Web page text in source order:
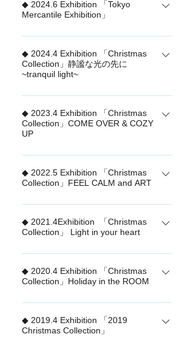
Affect / 感動 Surprise / 驚き Idea / 発想
感動、驚き、アイデアを発信する展示
会です。 rader のアイテムと63シリー
タさんを待ちながらワクワクした夜。
家族や友人と囲んだクリスマスケーキ
の記憶。 大切な恋人と過ごす、とびき
りロマンチックなひととき。 街を彩
るイルミネーションが、この季節を特
別なものに変えてくれる。 いつまで
さぁ、一年に一度の特別な瞬間を思い
きり楽しみましょう。 あなたの心に
も、最高のクリスマスを。
◆ 2024.6 Exhibition 「Tokyo
Mercantile Exhibition」
「Tokyo Mercantile EXHIBITION 」 6/5
- 6/7に東京都港区で開催された
『Tokyo Mercantile EXHIBITION』 ド
ラワーベースをメインに、 お家型のラ
イトハウスやステーショナリーなど 魅
力的なアイテムを展示しました。
◆ 2024.4 Exhibition 「Christmas
Collection」静謐な光の先に
~tranquil light~
「静謐な光の先に - tranquil light - 」
『静謐 - せいひつ - 』とは、 静かで安
らかな様。世の中が穏やかに治まるこ
創り出す落ち着いた美しさに 思い思い
の祈りを馳せて。 raderの清らかな白磁
の為す、静謐な美しさをご堪能くださ
collection 2024 making movie】
【rader christmas collection 2024
◆ 2023.4 Exhibition 「Christmas
Collection」COME OVER & COZY
UP
「COME OVER & COZY UP」 COME
OVER & COZY UP こっちへ来て くつ
ろいで 大切な友人や家族とゆったりく
つろいで 心温かな時間を過ごすホーム
パーティー。 日常を喜び合える そんな
一日を。
◆ 2022.5 Exhibition 「Christmas
Collection」FEEL CALM and ART
「FEEL CALM and ART」 Gentle with
emotions and “calm” 穏やかな情緒
と“凪” Deeply connected with the wish
for peace Symbol of joy and gratitude
“ART” 平和への願いと深くつながる喜
びと感謝の象徴“ART” The beauty that
と Have a Christmas with full of
◆ 2021.4Exhibition 「Christmas
Collection」 Light in your heart
「Light in your heart」 心に灯火を
Light in your heart anytime anywhere.
Love to all the people in the world. い
つ いかなるときも 心に灯火を 世界
中 全ての人々に 愛を
◆ 2020.4 Exhibition 「Christmas
Collection」Holiday in the ROOM
2020 Christmas Collection Holiday in
the ROOM
◆ 2019.4 Exhibition 「2019
Christmas Collection」